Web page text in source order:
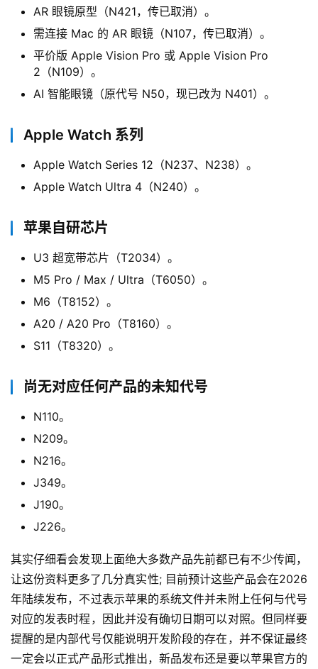
AR 眼镜原型（N421，传已取消）。
需连接 Mac 的 AR 眼镜（N107，传已取消）。
平价版 Apple Vision Pro 或 Apple Vision Pro
2（N109）。
AI 智能眼镜（原代号 N50，现已改为 N401）。
Apple Watch 系列
Apple Watch Series 12（N237、N238）。
Apple Watch Ultra 4（N240）。
苹果自研芯片
U3 超宽带芯片（T2034）。
M5 Pro / Max / Ultra（T6050）。
M6（T8152）。
A20 / A20 Pro（T8160）。
S11（T8320）。
尚无对应任何产品的未知代号
N110。
N209。
N216。
J349。
J190。
J226。
其实仔细看会发现上面绝大多数产品先前都已有不少传闻，
让这份资料更多了几分真实性; 目前预计这些产品会在2026
年陆续发布，不过表示苹果的系统文件并未附上任何与代号
对应的发表时程，因此并没有确切日期可以对照。但同样要
提醒的是内部代号仅能说明开发阶段的存在，并不保证最终
一定会以正式产品形式推出，新品发布还是要以苹果官方的